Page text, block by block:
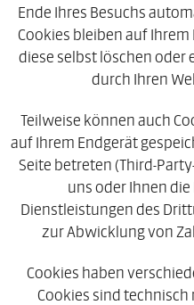
Ende Ihres Besuchs
Cookies bleiben auf Ihrem
diese selbst löschen oder
durch Ihren
Teilweise können auch
auf Ihrem Endgerät
Seite betreten (Third-
uns oder Ihnen
Dienstleistungen des
zur Abwicklung von
Cookies haben
Cookies sind